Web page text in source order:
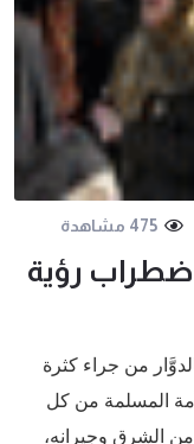
رؤية
من جراء كثرة
المسلمة من كل
الشرق وجيرانه،